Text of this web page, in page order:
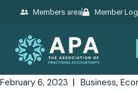
Members area Member
February 6, 2023 Business